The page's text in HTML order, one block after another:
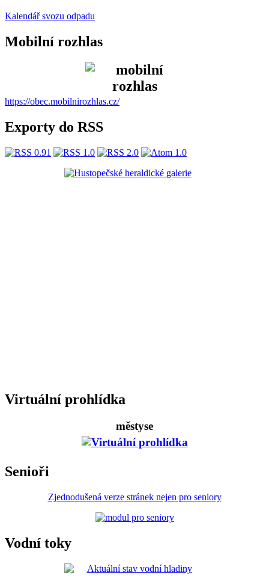
Kalendář svozu odpadu
Mobilní rozhlas
https://obec.mobilnirozhlas.cz/
Exporty do RSS
Virtuální prohlídka
městyse
Senioři
Zjednodušená verze stránek nejen pro seniory
Vodní toky